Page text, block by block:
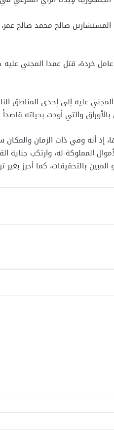
صالح محمد صالح
الإحالة الخاص بالقضية أن المتهم “أحمد م ا”،
عليه إلى إحدى المناطق
والتي أودت بحياته
إذ أنه وفي ذات الزمان
المملوكة له، وارتكب جناية
المبين بالتحقيقات، كما أحرز